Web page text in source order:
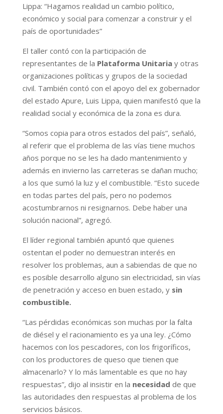
Lippa: “Hagamos realidad un cambio político,
económico y social para comenzar a construir y el
país de oportunidades”
El taller contó con la participación de
representantes de la Plataforma Unitariay otras
organizaciones políticas y grupos de la sociedad
civil. También contó con el apoyo del ex gobernador
del estado Apure, Luis Lippa, quien manifestó que la
realidad social y económica de la zona es dura.
“Somos copia para otros estados del país”, señaló,
al referir que el problema de las vías tiene muchos
años porque no se les ha dado mantenimiento y
además en invierno las carreteras se dañan mucho;
a los que sumó la luz y el combustible. “Esto sucede
en todas partes del país, pero no podemos
acostumbrarnos ni resignarnos. Debe haber una
solución nacional”, agregó.
El líder regional también apuntó que quienes
ostentan el poder no demuestran interés en
resolver los problemas, aun a sabiendas de que no
es posible desarrollo alguno sin electricidad, sin vías
de penetración y acceso en buen estado, y sin
combustible.
“Las pérdidas económicas son muchas por la falta
de diésel y el racionamiento es ya una ley. ¿Cómo
hacemos con los pescadores, con los frigoríficos,
con los productores de queso que tienen que
almacenarlo? Y lo más lamentable es que no hay
respuestas”, dijo al insistir en la necesidad de que
las autoridades den respuestas al problema de los
servicios básicos.